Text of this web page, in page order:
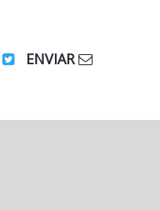
ENVIAR